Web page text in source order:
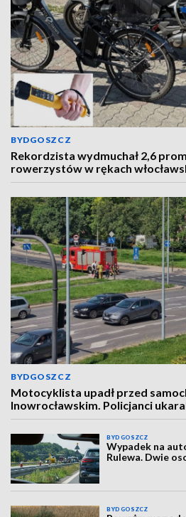
BYDGOSZCZ
Rekordzista wydmuchał 2,6
rowerzystów w rękach
BYDGOSZCZ
Motocyklista upadł przed
Inowrocławskim. Policjanci
BYDGOSZCZ
Wypadek na
Rulewa. Dwie
BYDGOSZCZ